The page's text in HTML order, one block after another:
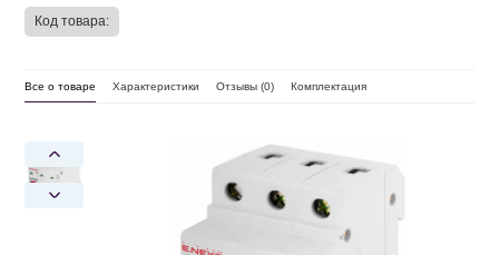
Код товара:
Все о товаре Характеристики Отзывы (0) Комплектация